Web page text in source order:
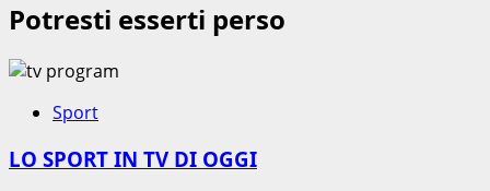
Potresti esserti perso
Sport
LO SPORT IN TV DI OGGI